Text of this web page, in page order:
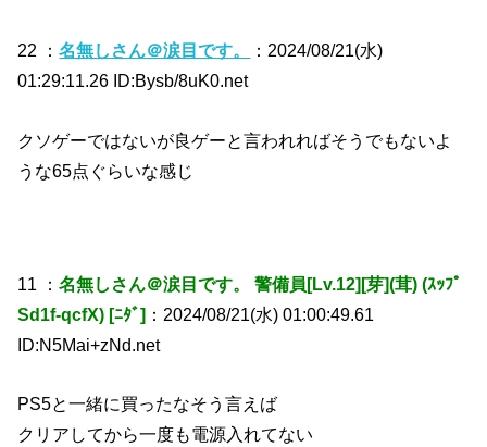
22 ：名無しさん＠涙目です。
：2024/08/21(水)
01:29:11.26 ID:Bysb/8uK0.net
クソゲーではないが良ゲーと言われればそうでもないよ
うな65点ぐらいな感じ
11 ：名無しさん＠涙目です。 警備員[Lv.12][芽](茸) (ｽｯﾌﾟ
Sd1f-qcfX) [ﾆﾀﾞ] ：2024/08/21(水) 01:00:49.61
ID:N5Mai+zNd.net
PS5と一緒に買ったなそう言えば
クリアしてから一度も電源入れてない